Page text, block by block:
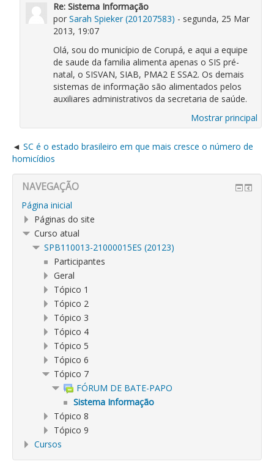
Re: Sistema Informação
porSarah Spieker (201207583) - segunda, 25 Mar
2013, 19:07
Olá, sou do município de Corupá, e aqui a equipe
de saude da familia alimenta apenas o SIS pré-
natal, o SISVAN, SIAB, PMA2 E SSA2. Os demais
sistemas de informação são alimentados pelos
auxiliares administrativos da secretaria de saúde.
Mostrar principal
SC é o estado brasileiro em que mais cresce o número de
homicídios
NAVEGAÇÃO
Página inicial
Páginas do site
Curso atual
SPB110013-21000015ES (20123)
Participantes
Geral
Tópico 1
Tópico 2
Tópico 3
Tópico 4
Tópico 5
Tópico 6
Tópico 7
FÓRUM DE BATE-PAPO
Sistema Informação
Tópico 8
Tópico 9
Cursos